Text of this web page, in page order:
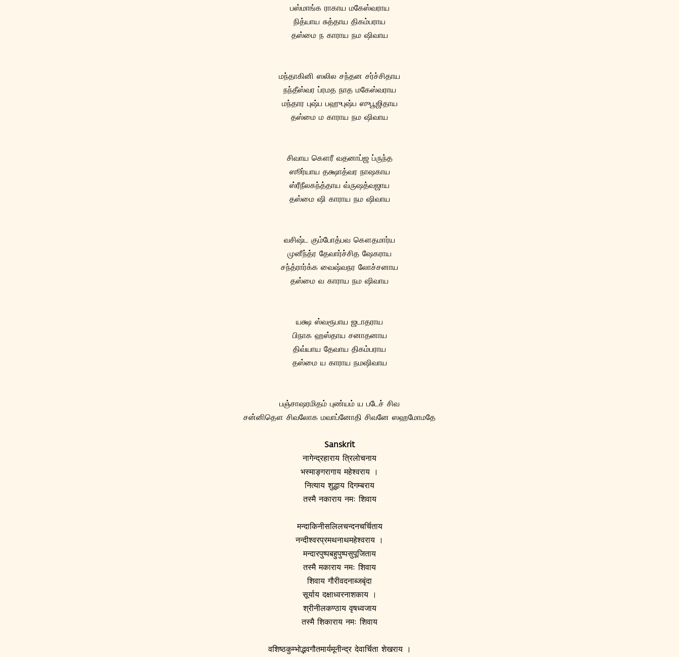
பஸ்மாங்க ராகாய மகேஸ்வராய
நித்யாய சுத்தாய திகம்பராய
தஸ்மை ந காராய நம ஷிவாய
மந்தாகினி ஸலில சந்தன சர்ச்சிதாய
நந்தீஸ்வர ப்ரமத நாத மகேஸ்வராய
மந்தார புஷ்ப பஹுபுஷ்ப ஸுபூஜிதாய
தஸ்மை ம காராய நம ஷிவாய
சிவாய கௌரீ வதனாப்ஜ ப்ருந்த
ஸூர்யாய தக்ஷாத்வர நாஷகாய
ஸ்ரீநீலகந்த்தாய வ்ருஷத்வஜாய
தஸ்மை ஷி காராய நம ஷிவாய
வசிஷ்ட கும்போத்பவ கௌதமார்ய
முனீந்த்ர தேவார்ச்சித ஷேகராய
சந்த்ரார்க்க வைஷ்வநர லோச்சனாய
தஸ்மை வ காராய நம ஷிவாய
யக்ஷ ஸ்வரூபாய ஜடாதராய
பிநாக ஹஸ்தாய சனாதனாய
திவ்யாய தேவாய திகம்பராய
தஸ்மை ய காராய நமஷிவாய
பஞ்சாஷரமிதம் புண்யம் ய படேச் சிவ
சன்னிதௌ சிவலோக மவாப்னோதி சிவனே ஸஹமோமதே
Sanskrit
नागेन्द्रहाराय त्रिलोचनाय
भस्माङ्गरागाय महेश्वराय ।
नित्याय शुद्धाय दिगम्बराय
तस्मै नकाराय नमः शिवाय
मन्दाकिनीसलिलचन्दनचर्चिताय
नन्दीश्वरप्रमथनाथमहेश्वराय ।
मन्दारपुष्पबहुपुष्पसुपूजिताय
तस्मै मकाराय नमः शिवाय
शिवाय गौरीवदनाब्जबृंदा
सूर्याय दक्षाध्वरनाशकाय ।
श्रीनीलकण्ठाय वृषध्वजाय
तस्मै शिकाराय नमः शिवाय
वशिष्ठकुम्भोद्भवगौतमार्यमूनीन्द्र देवार्चिता शेखराय ।